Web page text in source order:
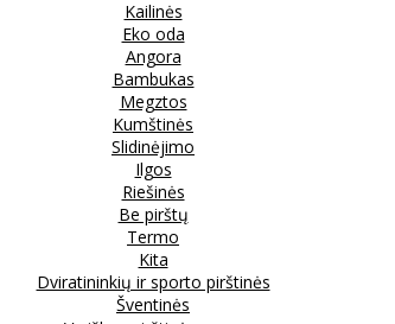
Kailinės
Eko oda
Angora
Bambukas
Megztos
Kumštinės
Slidinėjimo
Ilgos
Riešinės
Be pirštų
Termo
Kita
Dviratininkių ir sporto pirštinės
Šventinės